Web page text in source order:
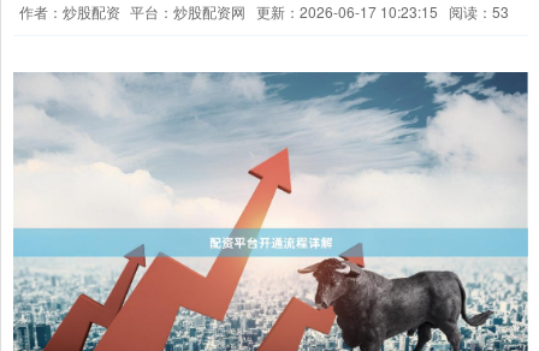
作者：炒股配资 平台：炒股配资网 更新：2026-06-17 10:23:15 阅读：53